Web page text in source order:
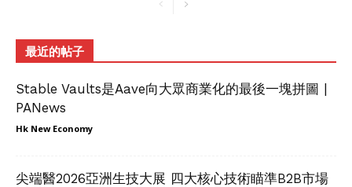
最近的帖子
Stable Vaults是Aave向大眾商業化的最後一塊拼圖 |
PANews
Hk New Economy
尖端醫2026亞洲生技大展 四大核心技術瞄準B2B市場